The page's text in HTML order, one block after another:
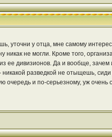
уточни у отца, мне самому
никак не могли. Кроме того,
ее дивизионов. Да и вообще,
разведкой не отыщешь,
очередь и по-серьезному, уж очень